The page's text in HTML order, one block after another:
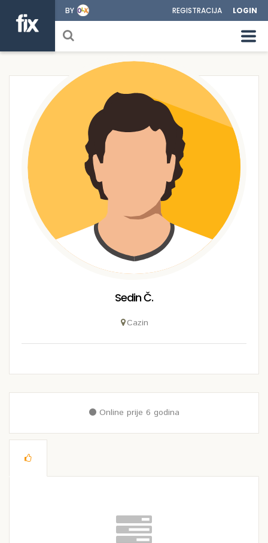
BY REGISTRACIJA LOGIN
Sedin Č.
Cazin
Online prije 6 godina